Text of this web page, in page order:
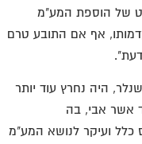
של הוספת המע"מ
אף אם התובע טרם
היה נחרץ עוד יותר
אשר אבי, בה
ועיקר לנושא המע"מ